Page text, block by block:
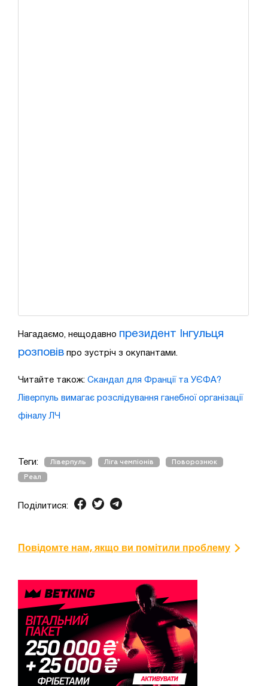
Нагадаємо, нещодавно президент Інгульця
розповів про зустріч з окупантами.
Читайте також: Скандал для Франції та УЄФА?
Ліверпуль вимагає розслідування ганебної організації
фіналу ЛЧ
Теги: Ліверпуль Ліга чемпіонів Поворознюк
Реал
Поділитися:
Повідомте нам, якщо ви помітили проблему